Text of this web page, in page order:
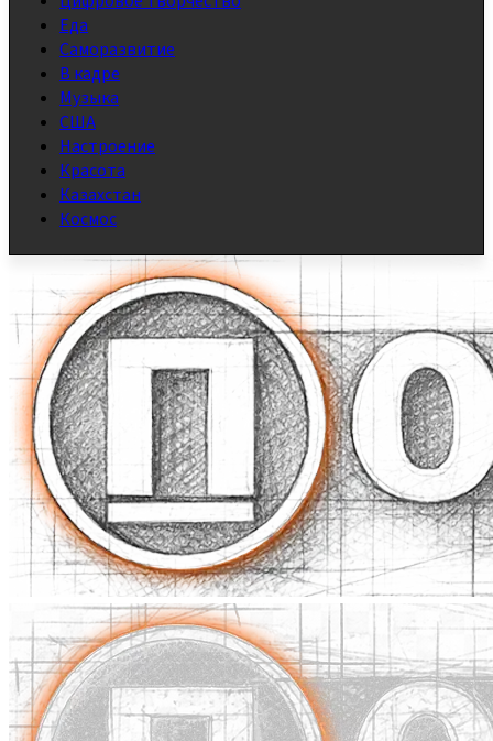
Еда
Саморазвитие
В кадре
Музыка
США
Настроение
Красота
Казахстан
Космос